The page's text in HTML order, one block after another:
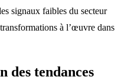
signaux faibles du secteur
à l’œuvre dans
des tendances